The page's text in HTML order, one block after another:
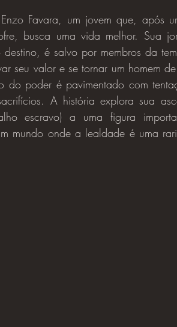
busca uma vida melhor. Sua
é salvo por membros da
seu valor e se tornar um homem
do poder é pavimentado com
A história explora sua
escravo) a uma figura
mundo onde a lealdade é uma